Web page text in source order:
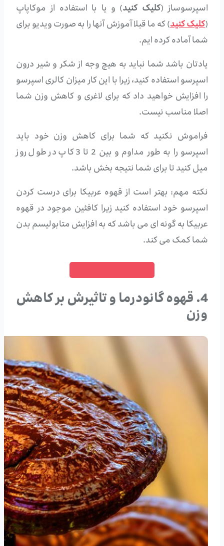
اسپرسوساز (کلیک کنید) و یا با استفاده از موکاپاپ
(کلیک کنید) که ما قبلا آموزش آنها را به صورت ویدیو برای
شما آماده کرده ایم.
یادتان باشد شما نباید به هیچ وجه از شکر و شیر درون
اسپرسو استفاده کنید، زیرا با این کار میزان کالری اسپرسو
را افزایش خواهید داد که برای لاغری و کاهش وزن شما
اصلا مناسب نیست.
فراموش نکنید که شما برای کاهش وزن خود باید
اسپرسو را به طور مداوم و بین 2 تا 3 کاپ در طول روز
میل کنید تا برای شما نتیجه بخش باشد.
نکته مهم: بهتر است از قهوه عربیکا برای درست کردن
اسپرسو خود استفاده کنید زیرا کافئین موجود در قهوه
عربیکا به گونه ای می باشد که به افزایش متابولیسم بدن
شما کمک می کند.
4. قهوه گانودرما و تاثیرش بر کاهش
وزن